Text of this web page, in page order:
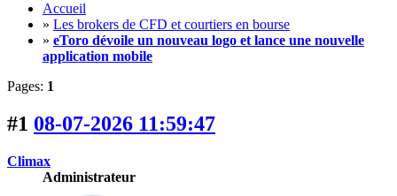
Accueil
» Les brokers de CFD et courtiers en bourse
» eToro dévoile un nouveau logo et lance une nouvelle
application mobile
Pages: 1
#1 08-07-2026 11:59:47
Climax
Administrateur